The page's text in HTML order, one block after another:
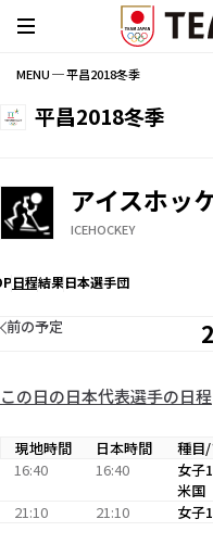
MENU ─ 平昌2018冬季
平昌2018冬季
アイスホッ
ICEHOCKEY
日程結果日本選手団
前の予定
この日の日本代表選手の日程
現地時間 日本時間 種目
16:40
16:40
女子
米国
21:10
21:10 女子